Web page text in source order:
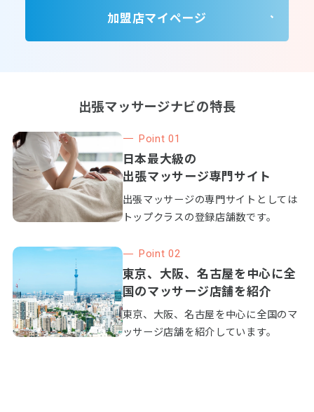
加盟店マイページ
出張マッサージナビの特長
Point 01
日本最大級の
出張マッサージ専門サイト
出張マッサージの専門サイトとしては
トップクラスの登録店舗数です。
Point 02
東京、大阪、名古屋を中心に全
国のマッサージ店舗を紹介
東京、大阪、名古屋を中心に全国のマ
ッサージ店舗を紹介しています。